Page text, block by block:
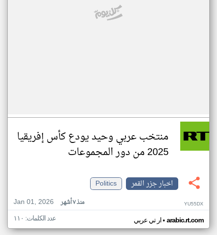
منتخب عربي وحيد يودع كأس إفريقيا
2025 من دور المجموعات
اخبار جزر القمر
Politics
Jan 01, 2026
منذ ٧ أشهر YU55DX
ار تي عربي• arabic.rt.com عدد الكلمات: ١١٠